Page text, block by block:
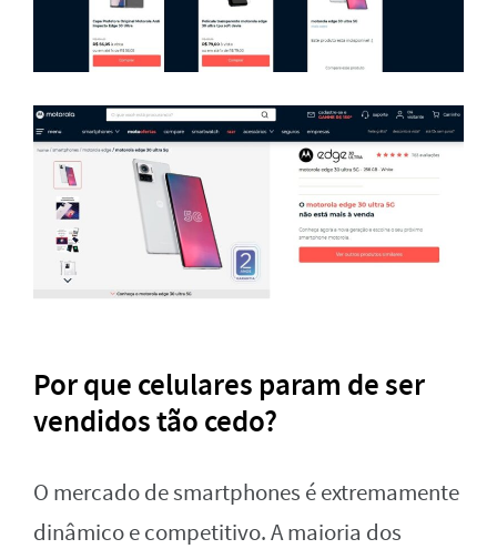
Por que celulares param de ser
vendidos tão cedo?
O mercado de smartphones é extremamente
dinâmico e competitivo. A maioria dos